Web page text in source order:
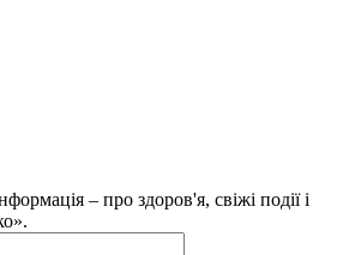
– про здоров'я, свіжі події і